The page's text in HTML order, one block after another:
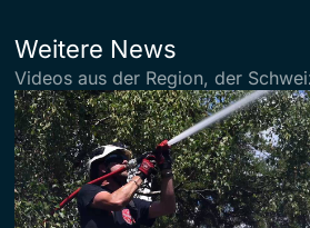
Weitere News
Videos aus der Region, der